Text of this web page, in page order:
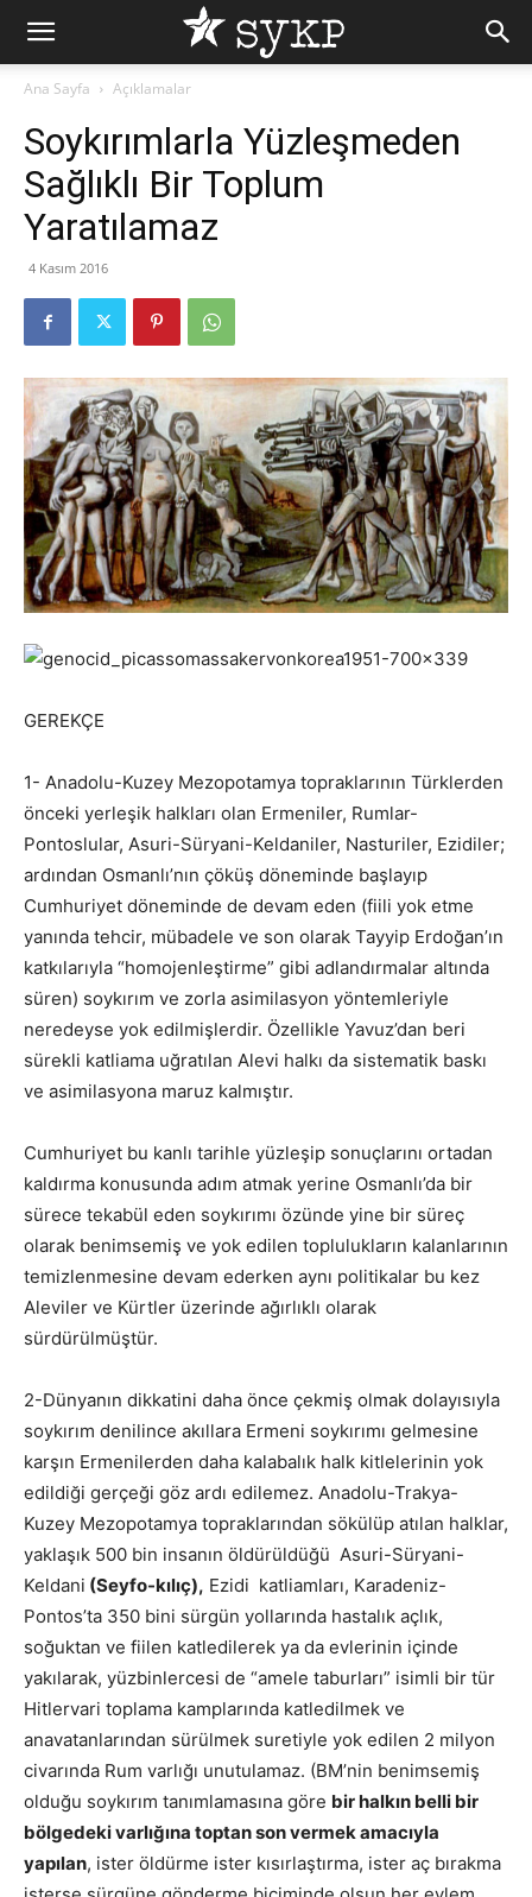
Ana Sayfa Açıklamalar
Soykırımlarla Yüzleşmeden
Sağlıklı Bir Toplum
Yaratılamaz
4 Kasım 2016
GEREKÇE
1- Anadolu-Kuzey Mezopotamya topraklarının Türklerden
önceki yerleşik halkları olan Ermeniler, Rumlar-
Pontoslular, Asuri-Süryani-Keldaniler, Nasturiler, Ezidiler;
ardından Osmanlı’nın çöküş döneminde başlayıp
Cumhuriyet döneminde de devam eden (fiili yok etme
yanında tehcir, mübadele ve son olarak Tayyip Erdoğan’ın
katkılarıyla “homojenleştirme” gibi adlandırmalar altında
süren) soykırım ve zorla asimilasyon yöntemleriyle
neredeyse yok edilmişlerdir. Özellikle Yavuz’dan beri
sürekli katliama uğratılan Alevi halkı da sistematik baskı
ve asimilasyona maruz kalmıştır.
Cumhuriyet bu kanlı tarihle yüzleşip sonuçlarını ortadan
kaldırma konusunda adım atmak yerine Osmanlı’da bir
sürece tekabül eden soykırımı özünde yine bir süreç
olarak benimsemiş ve yok edilen toplulukların kalanlarının
temizlenmesine devam ederken aynı politikalar bu kez
Aleviler ve Kürtler üzerinde ağırlıklı olarak
sürdürülmüştür.
2-Dünyanın dikkatini daha önce çekmiş olmak dolayısıyla
soykırım denilince akıllara Ermeni soykırımı gelmesine
karşın Ermenilerden daha kalabalık halk kitlelerinin yok
edildiği gerçeği göz ardı edilemez. Anadolu-Trakya-
Kuzey Mezopotamya topraklarından sökülüp atılan halklar,
yaklaşık 500 bin insanın öldürüldüğü Asuri-Süryani-
Keldani (Seyfo-kılıç), Ezidi katliamları, Karadeniz-
Pontos’ta 350 bini sürgün yollarında hastalık açlık,
soğuktan ve fiilen katledilerek ya da evlerinin içinde
yakılarak, yüzbinlercesi de “amele taburları” isimli bir tür
Hitlervari toplama kamplarında katledilmek ve
anavatanlarından sürülmek suretiyle yok edilen 2 milyon
civarında Rum varlığı unutulamaz. (BM’nin benimsemiş
olduğu soykırım tanımlamasına göre bir halkın belli bir
bölgedeki varlığına toptan son vermek amacıyla
yapılan, ister öldürme ister kısırlaştırma, ister aç bırakma